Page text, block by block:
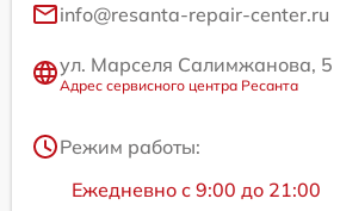
info@resanta-repair-center.ru
ул. Марселя Салимжанова, 5
Адрес сервисного центра Ресанта
Режим работы:
Ежедневно с 9:00 до 21:00